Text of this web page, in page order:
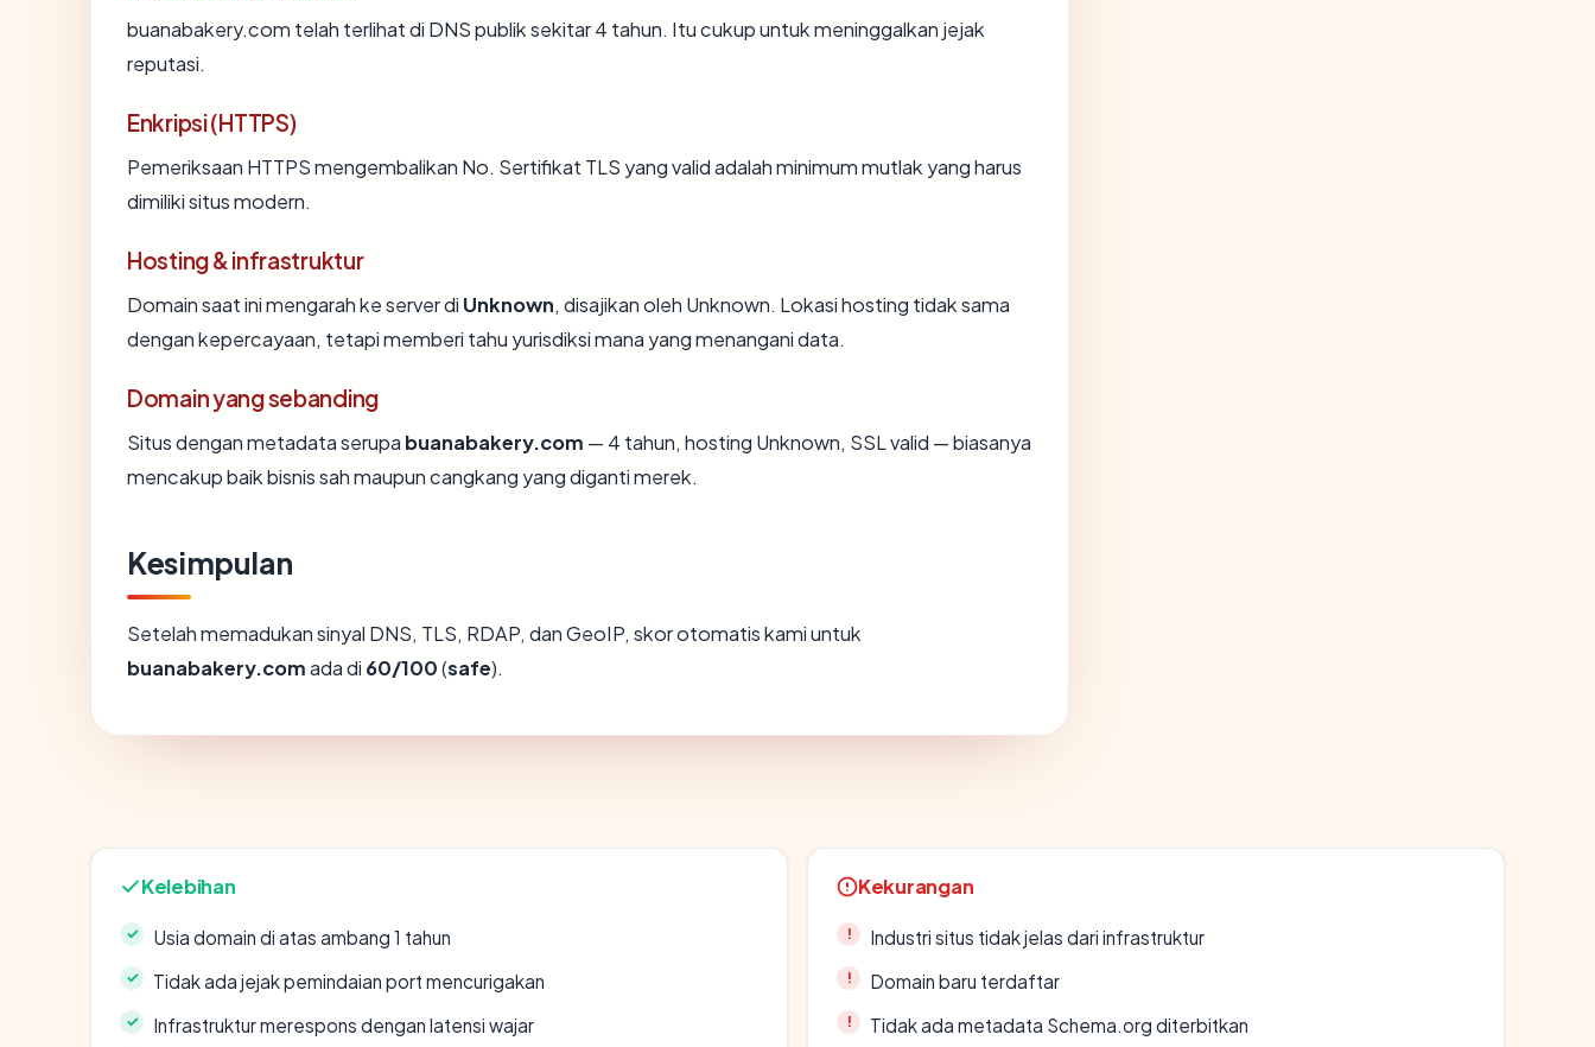
buanabakery.com telah terlihat di DNS publik sekitar 4 tahun. Itu cukup untuk meninggalkan jejak
reputasi.
Enkripsi (HTTPS)
Pemeriksaan HTTPS mengembalikan No. Sertifikat TLS yang valid adalah minimum mutlak yang harus
dimiliki situs modern.
Hosting & infrastruktur
Domain saat ini mengarah ke server di Unknown, disajikan oleh Unknown. Lokasi hosting tidak sama
dengan kepercayaan, tetapi memberi tahu yurisdiksi mana yang menangani data.
Domain yang sebanding
Situs dengan metadata serupa buanabakery.com — 4 tahun, hosting Unknown, SSL valid — biasanya
mencakup baik bisnis sah maupun cangkang yang diganti merek.
Kesimpulan
Setelah memadukan sinyal DNS, TLS, RDAP, dan GeoIP, skor otomatis kami untuk
buanabakery.comada di 60/100(safe).
Kelebihan
Usia domain di atas ambang 1 tahun
Tidak ada jejak pemindaian port mencurigakan
Infrastruktur merespons dengan latensi wajar
Kekurangan
Industri situs tidak jelas dari infrastruktur
Domain baru terdaftar
Tidak ada metadata Schema.org diterbitkan